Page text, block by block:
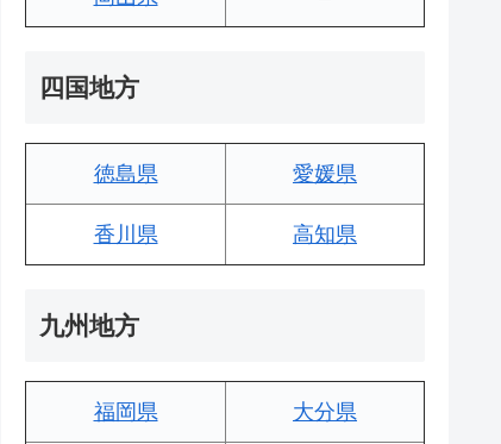
四国地方
徳島県 愛媛県
香川県 高知県
九州地方
福岡県 大分県